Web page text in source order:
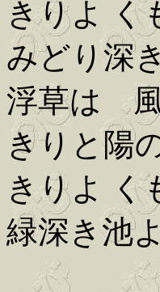
きりよ く
みどり深
浮草は
きりと陽
きりよ く
緑深き池よ